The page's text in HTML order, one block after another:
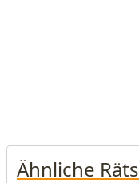
Ähnliche